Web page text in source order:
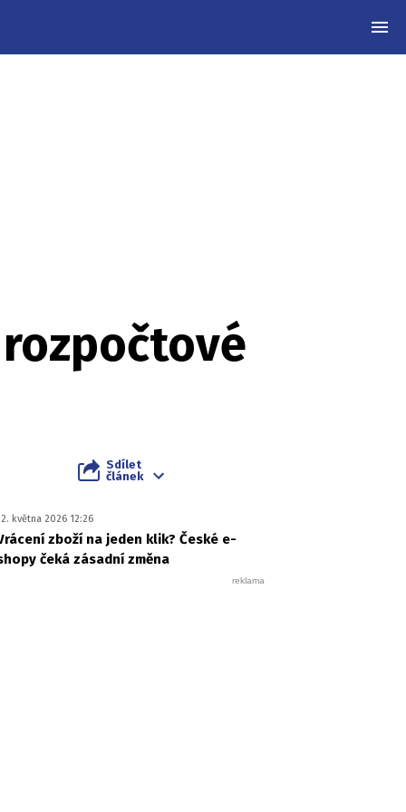
Sdílet
článek
května 2026 12:26
zboží na jeden klik? České e-
čeká zásadní změna